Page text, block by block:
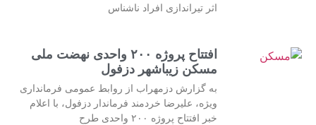
اثر تیراندازی افراد ناشناس
افتتاح پروژه ۲۰۰ واحدی نهضت ملی
مسکن زیباشهر دزفول
به گزارش دزمهراب از روابط عمومی فرمانداری
ویژه، علیرضا خردمند فرماندار دزفول، با اعلام
خبر افتتاح پروژه ۲۰۰ واحدی طرح